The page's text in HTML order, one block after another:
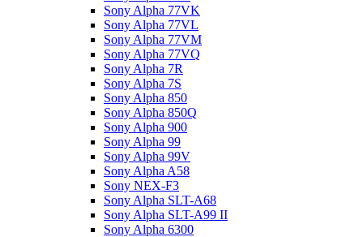
Sony Alpha 77VK
Sony Alpha 77VL
Sony Alpha 77VM
Sony Alpha 77VQ
Sony Alpha 7R
Sony Alpha 7S
Sony Alpha 850
Sony Alpha 850Q
Sony Alpha 900
Sony Alpha 99
Sony Alpha 99V
Sony Alpha A58
Sony NEX-F3
Sony Alpha SLT-A68
Sony Alpha SLT-A99 II
Sony Alpha 6300